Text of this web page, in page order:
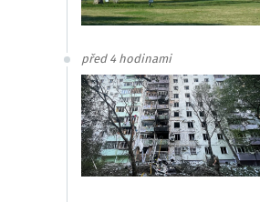
před 4 hodinami